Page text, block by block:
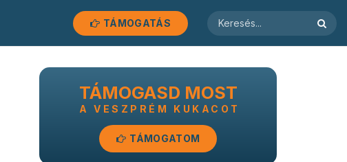
TÁMOGATÁS
TÁMOGASD MOST
A VESZPRÉM KUKACOT
TÁMOGATOM